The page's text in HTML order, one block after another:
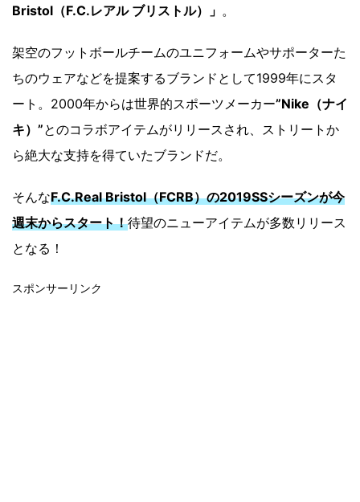
Bristol（F.C.レアル ブリストル）」 。
架空のフットボールチームのユニフォームやサポーターた
ちのウェアなどを提案するブランドとして1999年にスタ
ート。2000年からは世界的スポーツメーカー”Nike（ナイ
キ）”とのコラボアイテムがリリースされ、ストリートか
ら絶大な支持を得ていたブランドだ。
そんなF.C.Real Bristol（FCRB）の2019SSシーズンが今
週末からスタート！待望のニューアイテムが多数リリース
となる！
スポンサーリンク